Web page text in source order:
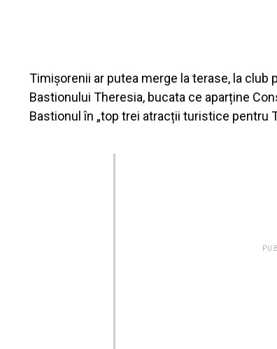
Timișorenii ar putea merge la terase, la club
Bastionului Theresia, bucata ce aparține
Bastionul în „top trei atracții turistice pentru